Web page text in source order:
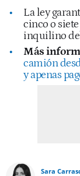
La ley
cinco o
inquilino
Más
camión
y apenas
Sara